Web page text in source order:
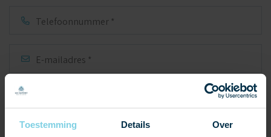
Toestemming Details Over
mailadres *
Aanvullende vraag of opmerking